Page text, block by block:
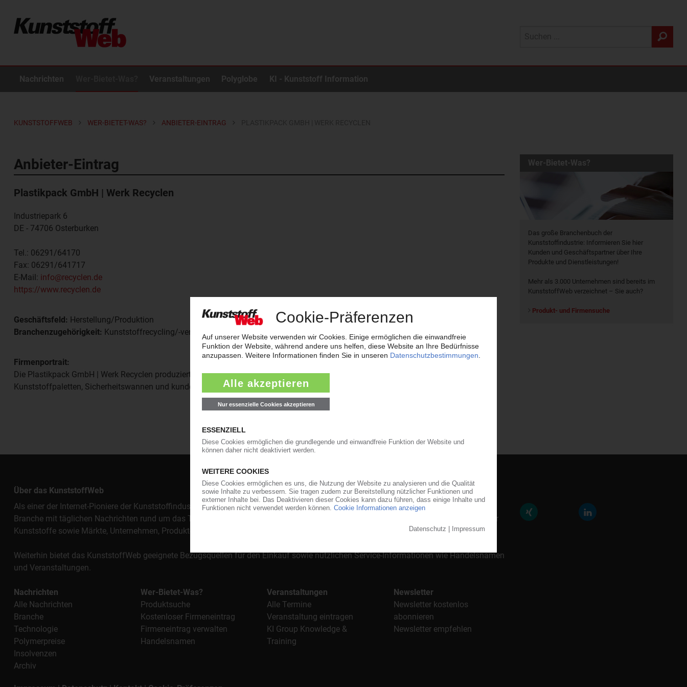
Nachrichten Veranstaltungen Polyglobe KI - Kunststoff Information
KUNSTSTOFFWEB WER-BIETET-WAS? ANBIETER-EINTRAG
Anbieter-Eintrag
Plastikpack GmbH | Werk Recyclen
Industriepark 6
DE - 74706 Osterburken
Tel.: 06291/64170
Fax: 06291/641717
E-Mail: info@recyclen.de
https://www.recyclen.de
Geschäftsfeld: Herstellung/Produktion
Branchenzugehörigkeit: Kunststoffrecycling/-verwertung
Firmenportrait:
Die Plastikpack GmbH | Werk Recyclen produziert aus recycelten Sekundärrohstoffen sinnvolle Recyclingprodukte, wie zum Beispiel
Kunststoffpaletten, Sicherheitswannen und kundenindividuellen Einzellösungen.
Wer-Bietet-Was?
Das große Branchenbuch der
Kunststoffindustrie: Informieren Sie hier
Kunden und Geschäftspartner über Ihre
Produkte und Dienstleistungen!
Mehr als 3.000 Unternehmen sind bereits im
KunststoffWeb verzeichnet – Sie auch?
Produkt- und Firmensuche
Über das KunststoffWeb
Als einer der Internet-Pioniere der Kunststoffindustrie versorgt das KunststoffWeb bereits seit 1996 die Fach- und Führungskräfte der
Branche mit täglichen Nachrichten rund um das Thema "Kunststoffe". Im Fokus der Berichterstattung ist dabei die Preisentwicklung für
Kunststoffe sowie Märkte, Unternehmen, Produkte, Material, Anwendungen und Verpackungen.
Weiterhin bietet das KunststoffWeb geeignete Bezugsquellen für den Einkauf sowie nützlichen Service-Informationen wie Handelsnamen
und Veranstaltungen.
Nachrichten
Alle Nachrichten
Branche
Technologie
Polymerpreise
Insolvenzen
Archiv
Wer-Bietet-Was?
Produktsuche
Kostenloser Firmeneintrag
Firmeneintrag verwalten
Handelsnamen
Veranstaltungen
Alle Termine
Veranstaltung eintragen
KI Group Knowledge &
Training
Newsletter
Newsletter kostenlos
abonnieren
Newsletter empfehlen